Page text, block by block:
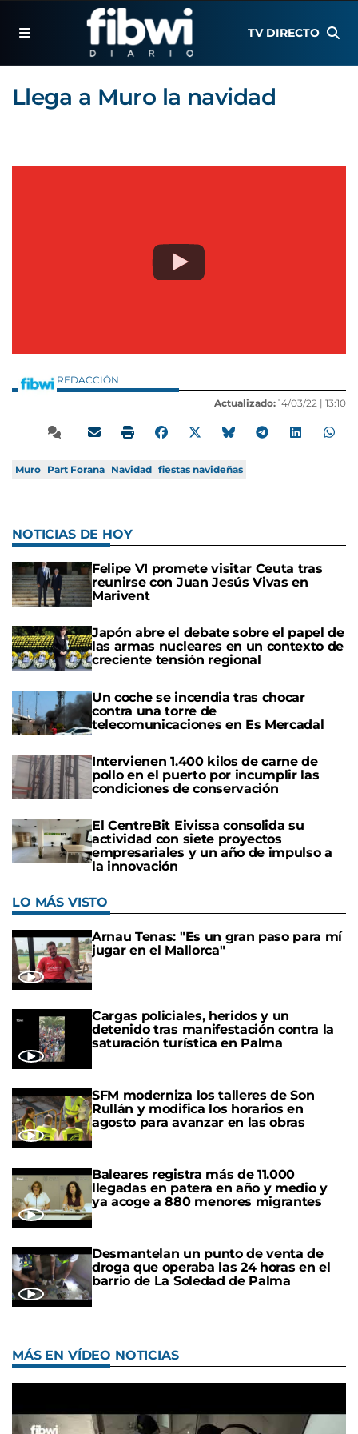
TV DIRECTO
Llega a Muro la navidad
REDACCIÓN
Actualizado: 14/03/22 | 13:10
Muro Part Forana Navidad fiestas navideñas
NOTICIAS DE HOY
Felipe VI promete visitar Ceuta tras
reunirse con Juan Jesús Vivas en
Marivent
Japón abre el debate sobre el papel de
las armas nucleares en un contexto de
creciente tensión regional
Un coche se incendia tras chocar
contra una torre de
telecomunicaciones en Es Mercadal
Intervienen 1.400 kilos de carne de
pollo en el puerto por incumplir las
condiciones de conservación
El CentreBit Eivissa consolida su
actividad con siete proyectos
empresariales y un año de impulso a
la innovación
LO MÁS VISTO
Arnau Tenas: "Es un gran paso para mí
jugar en el Mallorca"
Cargas policiales, heridos y un
detenido tras manifestación contra la
saturación turística en Palma
SFM moderniza los talleres de Son
Rullán y modifica los horarios en
agosto para avanzar en las obras
Baleares registra más de 11.000
llegadas en patera en año y medio y
ya acoge a 880 menores migrantes
Desmantelan un punto de venta de
droga que operaba las 24 horas en el
barrio de La Soledad de Palma
MÁS EN VÍDEO NOTICIAS